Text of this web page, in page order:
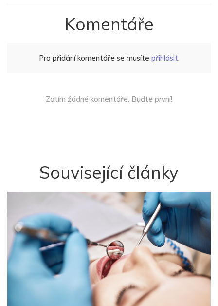
Komentáře
Pro přidání komentáře se musíte přihlásit.
Zatím žádné komentáře. Buďte první!
Související články